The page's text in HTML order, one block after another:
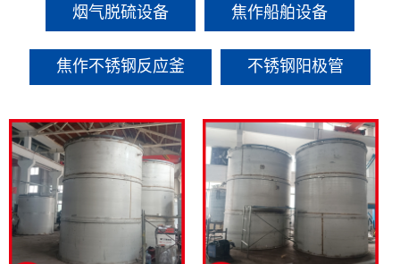
烟气脱硫设备 焦作船舶设备
焦作不锈钢反应釜 不锈钢阳极管